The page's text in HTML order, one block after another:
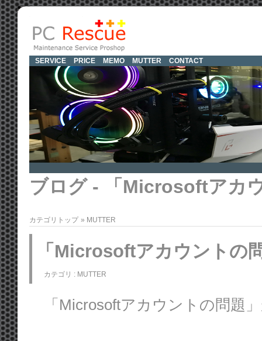
SERVICE PRICE MEMO MUTTER CONTACT
ブログ - 「Microsoftアカ
カテゴリトップ » MUTTER
「Microsoftアカウントの
カテゴリ : MUTTER
「Microsoftアカウントの問題